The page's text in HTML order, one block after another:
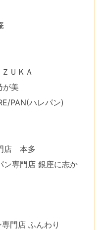
ＵＫＡ
美
PAN(ハレパン)
店 本多
専門店 銀座に志か
門店 ふんわり